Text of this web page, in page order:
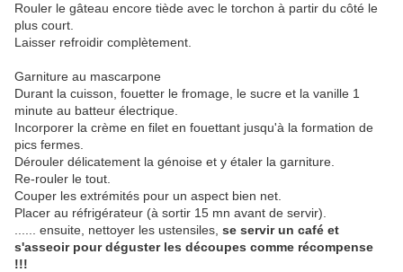
Rouler le gâteau encore tiède avec le torchon à partir du côté le
plus court.
Laisser refroidir complètement.
Garniture au mascarpone
Durant la cuisson, fouetter le fromage, le sucre et la vanille 1
minute au batteur électrique.
Incorporer la crème en filet en fouettant jusqu'à la formation de
pics fermes.
Dérouler délicatement la génoise et y étaler la garniture.
Re-rouler le tout.
Couper les extrémités pour un aspect bien net.
Placer au réfrigérateur (à sortir 15 mn avant de servir).
...... ensuite, nettoyer les ustensiles, se servir un café et
s'asseoir pour déguster les découpes comme récompense
!!!